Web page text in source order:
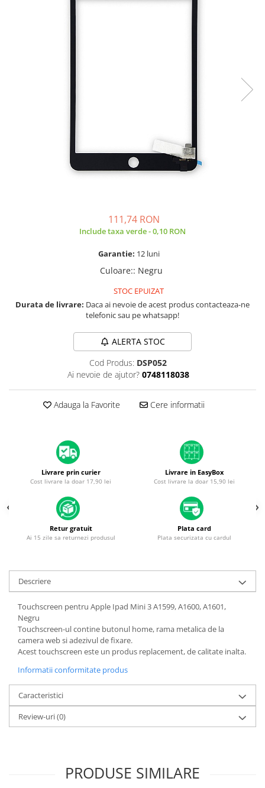
A2251 (Retina 13” 2020)
A2992 (M3 14” 2023)
A1466 (13” 2012-2017)
A1932 (13” 2018-2019)
A2941 (M2 15” 2023)
A3113 (M3 13” 2024)
A3240 (M4 13” 2025)
A1278 (Unibody 13” 2009-2012)
A1286 (Unibody 15” 2008-2012)
A1297 (Unibody 17” 2009-2011)
MacBook
A1342 (Unibody 13” 2009-2010)
A1534 (Retina 12” 2015-2017)
Piese & Accesorii iPhone
iPhone 16 Pro
iPhone 17 Pro
iPhone 15 Pro Max
iPhone 16 Plus
iPhone 17
iPhone 15 Plus
iPhone 15
iPhone 14 Plus
111,74 RON
Include taxa verde - 0,10 RON
Garantie: 12 luni
Culoare:: Negru
STOC EPUIZAT
Durata de livrare: Daca ai nevoie de acest produs contacteaza-ne
telefonic sau pe whatsapp!
ALERTA STOC
Cod Produs: DSP052
Ai nevoie de ajutor? 0748118038
Adauga la Favorite Cere informatii
Livrare prin curier
Cost livrare la doar 17,90 lei
Livrare in EasyBox
Cost livrare la doar 15,90 lei
Retur gratuit
Ai 15 zile sa returnezi produsul
Plata card
Plata securizata cu cardul
Descriere
Touchscreen pentru Apple Ipad Mini 3 A1599, A1600, A1601,
Negru
Touchscreen-ul contine butonul home, rama metalica de la
camera web si adezivul de fixare.
Acest touchscreen este un produs replacement, de calitate inalta.
Informatii conformitate produs
Caracteristici
Review-uri(0)
PRODUSE SIMILARE